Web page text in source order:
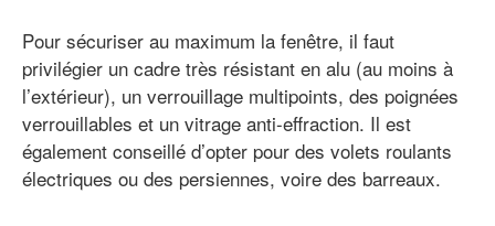
Pour sécuriser au maximum la fenêtre, il faut
privilégier un cadre très résistant en alu (au moins à
l’extérieur), un verrouillage multipoints, des poignées
verrouillables et un vitrage anti-effraction. Il est
également conseillé d’opter pour des volets roulants
électriques ou des persiennes, voire des barreaux.